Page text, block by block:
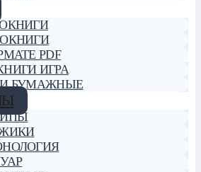
PDF
ИГРА
БУМАЖНЫЕ